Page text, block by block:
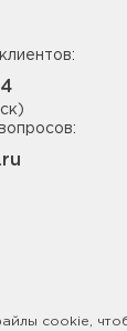
cookie ,